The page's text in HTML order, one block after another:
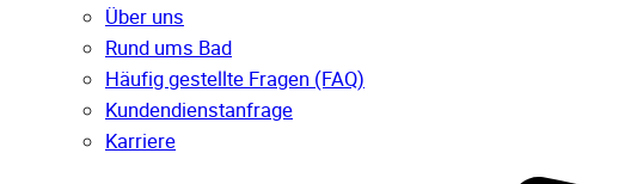
Über uns
Rund ums Bad
Häufig gestellte Fragen (FAQ)
Kunden­dienst­anfrage
Karriere